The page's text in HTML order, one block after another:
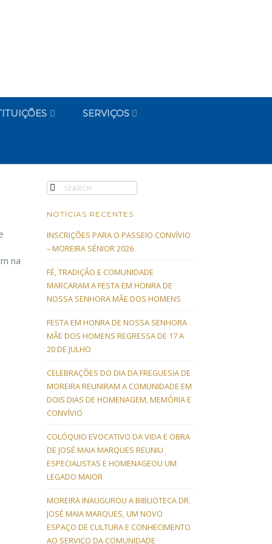
SERVIÇOS
na
NOTÍCIAS RECENTES
INSCRIÇÕES PARA O PASSEIO CONVÍVIO
– MOREIRA SÉNIOR 2026
FÉ, TRADIÇÃO E COMUNIDADE
MARCARAM A FESTA EM HONRA DE
NOSSA SENHORA MÃE DOS HOMENS
FESTA EM HONRA DE NOSSA SENHORA
MÃE DOS HOMENS REGRESSA DE 17 A
20 DE JULHO
CELEBRAÇÕES DO DIA DA FREGUESIA DE
MOREIRA REUNIRAM A COMUNIDADE EM
DOIS DIAS DE HOMENAGEM, MEMÓRIA E
CONVÍVIO
COLÓQUIO EVOCATIVO DA VIDA E OBRA
DE JOSÉ MAIA MARQUES REUNIU
ESPECIALISTAS E HOMENAGEOU UM
LEGADO MAIOR
MOREIRA INAUGUROU A BIBLIOTECA DR.
JOSÉ MAIA MARQUES, UM NOVO
ESPAÇO DE CULTURA E CONHECIMENTO
AO SERVIÇO DA COMUNIDADE